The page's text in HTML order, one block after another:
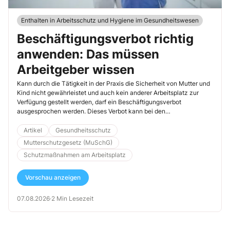
Enthalten in Arbeitsschutz und Hygiene im Gesundheitswesen
Beschäftigungsverbot richtig
anwenden: Das müssen
Arbeitgeber wissen
Kann durch die Tätigkeit in der Praxis die Sicherheit von Mutter und
Kind nicht gewährleistet und auch kein anderer Arbeitsplatz zur
Verfügung gestellt werden, darf ein Beschäftigungsverbot
ausgesprochen werden. Dieses Verbot kann bei den
ausgesprochen werden und ist von einer Arbeitsunfähigkeit zu
unterscheiden.
Artikel
Gesundheitsschutz
Mutterschutzgesetz (MuSchG)
Schutzmaßnahmen am Arbeitsplatz
Vorschau anzeigen
07.08.2026·2 Min Lesezeit